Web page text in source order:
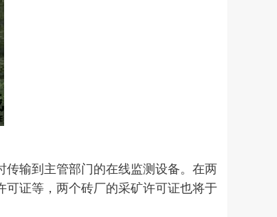
输到主管部门的在线监测设备。在两
证等，两个砖厂的采矿许可证也将于